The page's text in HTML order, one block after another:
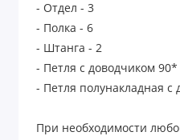
- Отдел - 3
- Полка - 6
- Штанга - 2
- Петля с доводчиком
- Петля полунакладная с
При необходимости